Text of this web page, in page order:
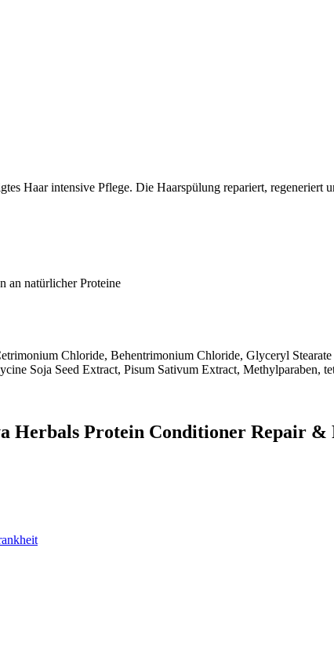
Haar intensive Pflege. Die Haarspülung repariert, regeneriert
an natürlicher Proteine
Chloride, Behentrimonium Chloride, Glyceryl
Soja Seed Extract, Pisum Sativum Extract, Methylparaben,
Herbals Protein Conditioner Repair &